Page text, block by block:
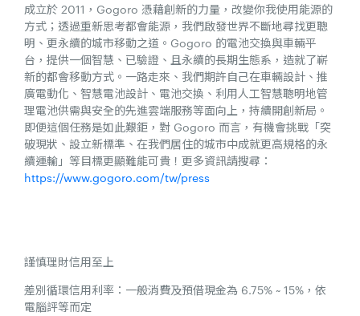
成立於 2011，Gogoro 憑藉創新的力量，改變你我使用能源的
方式；透過重新思考都會能源，我們啟發世界不斷地尋找更聰
明、更永續的城市移動之道。Gogoro 的電池交換與車輛平
台，提供一個智慧、已驗證、且永續的長期生態系，造就了嶄
新的都會移動方式。一路走來、我們期許自己在車輛設計、推
廣電動化、智慧電池設計、電池交換、利用人工智慧聰明地管
理電池供需與安全的先進雲端服務等面向上，持續開創新局。
即便這個任務是如此艱鉅，對 Gogoro 而言，有機會挑戰「突
破現狀、設立新標準、在我們居住的城市中成就更高規格的永
續運輸」等目標更顯難能可貴！更多資訊請搜尋：
https://www.gogoro.com/tw/press
謹慎理財信用至上
差別循環信用利率：一般消費及預借現金為 6.75% ~ 15%，依
電腦評等而定